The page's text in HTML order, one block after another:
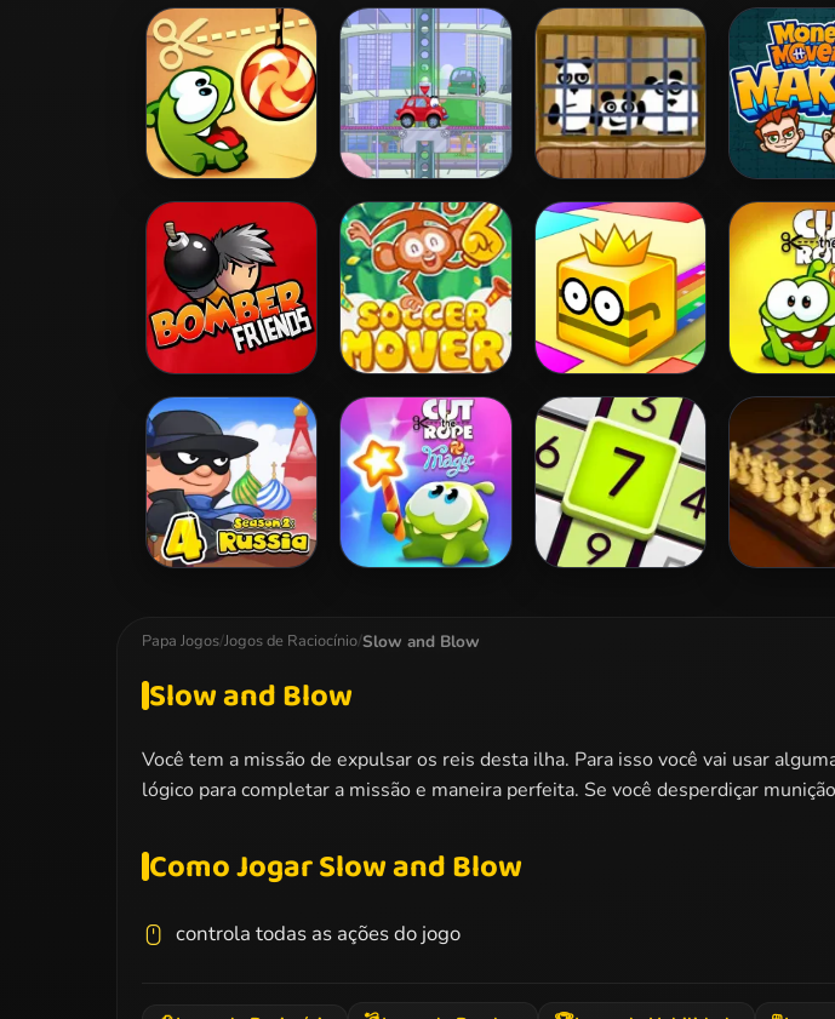
Cut the Rope Wheely 2 3 Pandas Money
Bomber Friends Soccer Mover
2015
Paper.io 2 Cut The
Russia
Papa Jogos/Jogos de Raciocínio/Slow and Blow
Slow and Blow
Você tem a missão de expulsar os reis desta ilha. Para isso você vai usar
lógico para completar a missão e maneira perfeita. Se você desperdiçar
Como Jogar Slow and Blow
controla todas as ações do jogo